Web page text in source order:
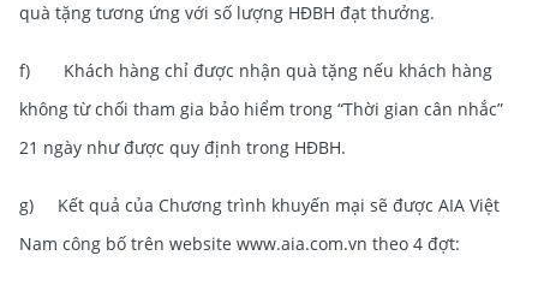
quà tặng tương ứng với số lượng HĐBH đạt thưởng.
f) Khách hàng chỉ được nhận quà tặng nếu khách hàng
không từ chối tham gia bảo hiểm trong “Thời gian cân nhắc”
21 ngày như được quy định trong HĐBH.
g) Kết quả của Chương trình khuyến mại sẽ được AIA Việt
Nam công bố trên website www.aia.com.vn theo 4 đợt: